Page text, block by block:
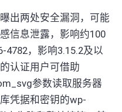
出两处安全漏洞，可能
信息泄露，影响约100
4782，影响3.15.2及以
认证用户可借助
参数读取服务器
凭据和密钥的wp-